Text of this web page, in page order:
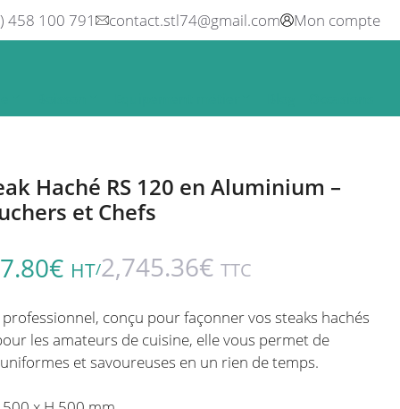
458 100 791 contact.stl74@gmail.com Mon compte
Haché RS 120 en Aluminium –
et Chefs
€ HT/2,745.36€ TTC
conçu pour façonner vos steaks hachés
les amateurs de cuisine, elle vous permet de
et savoureuses en un rien de temps.